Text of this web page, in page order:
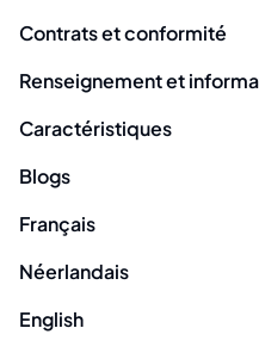
Contrats et conformité
Renseignement et
Caractéristiques
Blogs
Français
Néerlandais
English